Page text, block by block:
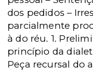
dos pedidos –
parcialmente
à do réu. 1.
princípio da
Peça recursal do